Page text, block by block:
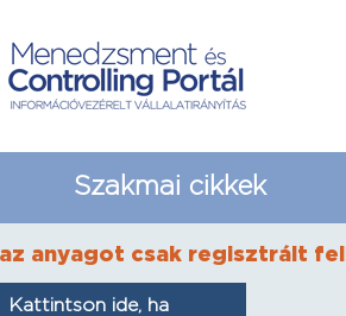
Szakmai cikkek
anyagot csak regisztrált
Kattintson ide, ha